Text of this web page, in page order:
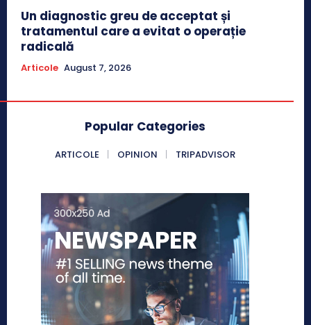
Un diagnostic greu de acceptat și
tratamentul care a evitat o operație
radicală
Articole August 7, 2026
Popular Categories
ARTICOLE OPINION TRIPADVISOR